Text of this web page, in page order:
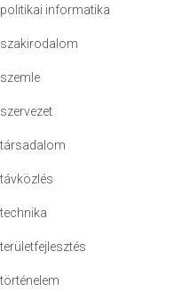
politikai informatika
szakirodalom
szemle
szervezet
társadalom
távközlés
technika
területfejlesztés
történelem